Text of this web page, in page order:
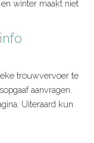
winter maakt niet
trouwvervoer te
aanvragen.
Uiteraard kun